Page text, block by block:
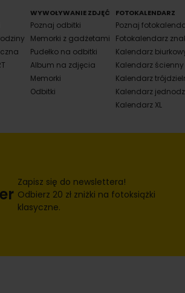
WYWOŁYWANIE ZDJĘĆ
Poznaj odbitki
Memorki z gadżetami
Pudełko na odbitki
Album na zdjęcia
Memorki
Odbitki
FOTOKALENDARZ
Poznaj
Fotokalendarz
Kalendarz
Kalendarz ścienny
Kalendarz
Kalendarz
Kalendarz XL
Zapisz się do newslettera!
Odbierz 20 zł zniżki na fotoksiążki
klasyczne.